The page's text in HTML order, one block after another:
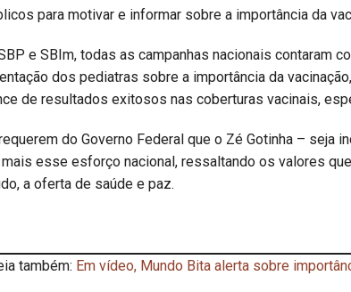
para motivar e informar sobre a importância da
e SBIm, todas as campanhas nacionais contaram
dos pediatras sobre a importância da
de resultados exitosos nas coberturas vacinais,
do Governo Federal que o Zé Gotinha – seja
esse esforço nacional, ressaltando os valores
a oferta de saúde e paz.
também: Em vídeo, Mundo Bita alerta sobre